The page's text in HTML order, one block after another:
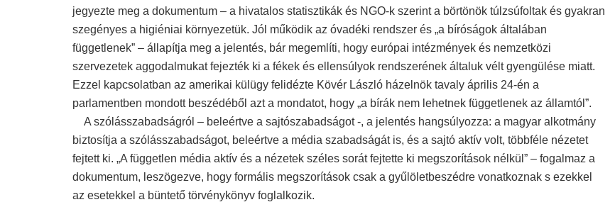
jegyezte meg a dokumentum – a hivatalos statisztikák és NGO-k szerint a börtönök túlzsúfoltak és gyakran
szegényes a higiéniai környezetük. Jól működik az óvadéki rendszer és „a bíróságok általában
függetlenek” – állapítja meg a jelentés, bár megemlíti, hogy európai intézmények és nemzetközi
szervezetek aggodalmukat fejezték ki a fékek és ellensúlyok rendszerének általuk vélt gyengülése miatt.
Ezzel kapcsolatban az amerikai külügy felidézte Kövér László házelnök tavaly április 24-én a
parlamentben mondott beszédéből azt a mondatot, hogy „a bírák nem lehetnek függetlenek az államtól”.
A szólásszabadságról – beleértve a sajtószabadságot -, a jelentés hangsúlyozza: a magyar alkotmány
biztosítja a szólásszabadságot, beleértve a média szabadságát is, és a sajtó aktív volt, többféle nézetet
fejtett ki. „A független média aktív és a nézetek széles sorát fejtette ki megszorítások nélkül” – fogalmaz a
dokumentum, leszögezve, hogy formális megszorítások csak a gyűlöletbeszédre vonatkoznak s ezekkel
az esetekkel a büntető törvénykönyv foglalkozik.